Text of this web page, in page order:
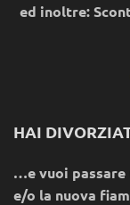
ed inoltre:
HAI
…e vuoi passare
e/o la nuova